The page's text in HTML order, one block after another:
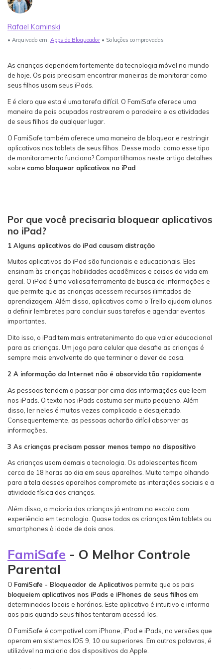
Veja Mais >
search
Rafael Kaminski
• Arquivado em: Apps de Bloqueador• Soluções comprovadas
As crianças dependem fortemente da tecnologia móvel no mundo
de hoje. Os pais precisam encontrar maneiras de monitorar como
seus filhos usam seus iPads.
E é claro que esta é uma tarefa difícil. O FamiSafe oferece uma
maneira de pais ocupados rastrearem o paradeiro e as atividades
de seus filhos de qualquer lugar.
O FamiSafe também oferece uma maneira de bloquear e restringir
aplicativos nos tablets de seus filhos. Desse modo, como esse tipo
de monitoramento funciona? Compartilhamos neste artigo detalhes
sobre como bloquear aplicativos no iPad
Por que você precisaria bloquear aplicativos
no iPad?
1 Alguns aplicativos do iPad causam distração
Muitos aplicativos do iPad são funcionais e educacionais. Eles
ensinam às crianças habilidades acadêmicas e coisas da vida em
geral. O iPad é uma valiosa ferramenta de busca de informações e
que permite que as crianças acessem recursos ilimitados de
aprendizagem. Além disso, aplicativos como o Trello ajudam alunos
a definir lembretes para concluir suas tarefas e agendar eventos
importantes.
Dito isso, o iPad tem mais entretenimento do que valor educacional
para as crianças. Um jogo para celular que desafie as crianças é
sempre mais envolvente do que terminar o dever de casa.
2 A informação da Internet não é absorvida tão rapidamente
As pessoas tendem a passar por cima das informações que leem
nos iPads. O texto nos iPads costuma ser muito pequeno. Além
disso, ler neles é muitas vezes complicado e desajeitado.
Consequentemente, as pessoas acharão difícil absorver as
informações.
3 As crianças precisam passar menos tempo no dispositivo
As crianças usam demais a tecnologia. Os adolescentes ficam
cerca de 18 horas ao dia em seus aparelhos. Muito tempo olhando
para a tela desses aparelhos compromete as interações sociais e a
atividade física das crianças.
Além disso, a maioria das crianças já entram na escola com
experiência em tecnologia. Quase todas as crianças têm tablets ou
smartphones à idade de dois anos.
FamiSafe - O Melhor Controle
Parental
O FamiSafe - Bloqueador de Aplicativospermite que os pais
bloqueiem aplicativos nos iPads e iPhones de seus filhos em
determinados locais e horários. Este aplicativo é intuitivo e informa
aos pais quando seus filhos tentaram acessá-los.
O FamiSafe é compatível com iPhone, iPod e iPads, na versões que
operam em sistemas IOS 9, 10 ou superiores. Em outras palavras, é
utilizável na maioria dos dispositivos da Apple.